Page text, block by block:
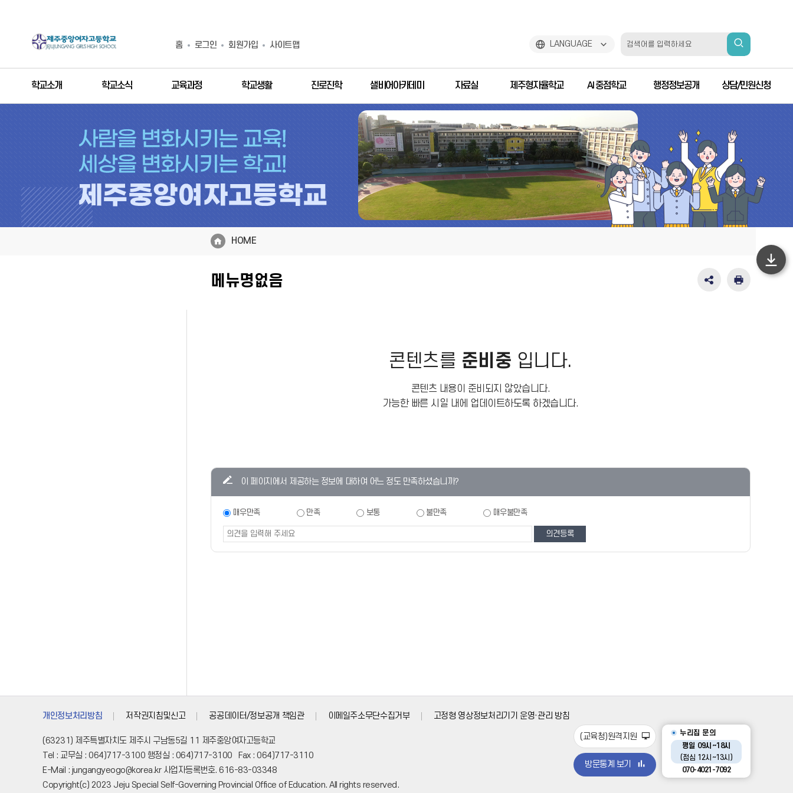
홈 로그인 회원가입 사이트맵 LANGUAGE
색
하
학교소개 학교소식 교육과정 학교생활 진로진학 샐비어아카데미 자료실 제주형자율학교 AI 중점학교 행정정보공개 상담/민원신청
HOME
메뉴명없음
SNS
인
콘텐츠를 준비중 입니다.
콘텐츠 내용이 준비되지 않았습니다.
가능한 빠른 시일 내에 업데이트하도록 하겠습니다.
콘텐츠
조사
이 페이지에서 제공하는 정보에 대하여 어느 정도 만족하셨습니까?
만족도
폼
매우만족 만족 보통 불만족 매우불만족
하
개인정보처리방침 저작권지침및신고 공공데이터/정보공개 책임관 이메일주소무단수집거부 고정형 영상정보처리기기 운영·관리 방침
(교육청)원격지원
방문통계 보기
누리집 문의
평일 09시~18시
(점심 12시~13시)
070-4021-7092
(63231) 제주특별자치도 제주시 구남동5길 11 제주중앙여자고등학교
Tel : 교무실 : 064)717-3100 행정실 : 064)717-3100 Fax : 064)717-3110
E-Mail : jungangyeogo@korea.kr 사업자등록번호. 616-83-03348
Copyright(c) 2023 Jeju Special Self-Governing Provincial Office of Education. All rights reserved.